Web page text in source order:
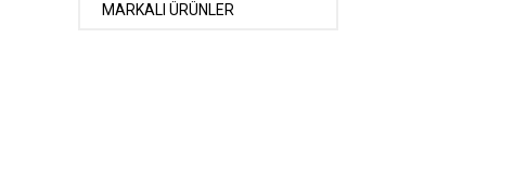
MARKALI ÜRÜNLER